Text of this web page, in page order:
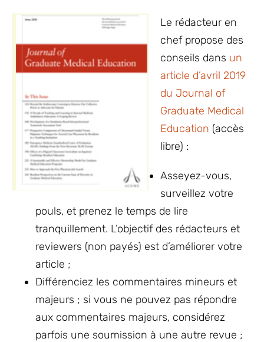
Le rédacteur en
chef propose des
conseils dans un
article d’avril 2019
du Journal of
Graduate Medical
Education (accès
libre) :
Asseyez-vous,
surveillez votre
pouls, et prenez le temps de lire
tranquillement. L’objectif des rédacteurs et
reviewers (non payés) est d’améliorer votre
article ;
Différenciez les commentaires mineurs et
majeurs ; si vous ne pouvez pas répondre
aux commentaires majeurs, considérez
parfois une soumission à une autre revue ;